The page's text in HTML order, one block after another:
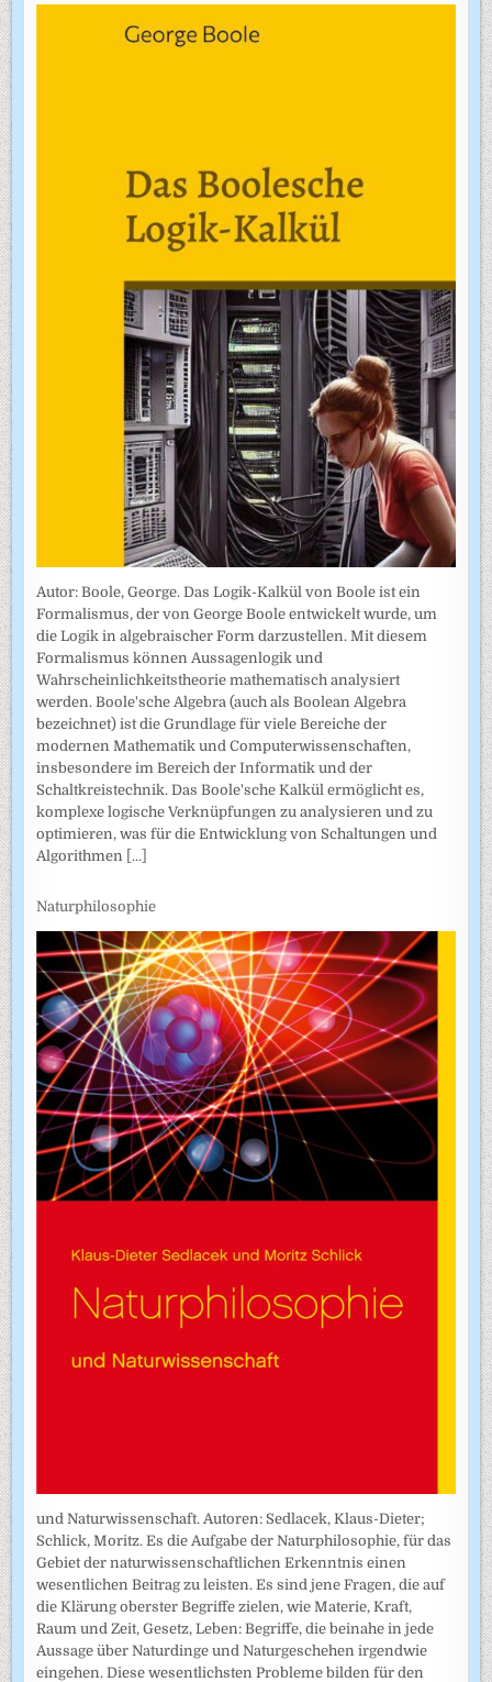
Autor: Boole, George. Das Logik-Kalkül von Boole ist ein
Formalismus, der von George Boole entwickelt wurde, um
die Logik in algebraischer Form darzustellen. Mit diesem
Formalismus können Aussagenlogik und
Wahrscheinlichkeitstheorie mathematisch analysiert
werden. Boole'sche Algebra (auch als Boolean Algebra
bezeichnet) ist die Grundlage für viele Bereiche der
modernen Mathematik und Computerwissenschaften,
insbesondere im Bereich der Informatik und der
Schaltkreistechnik. Das Boole'sche Kalkül ermöglicht es,
komplexe logische Verknüpfungen zu analysieren und zu
optimieren, was für die Entwicklung von Schaltungen und
Algorithmen [...]
Naturphilosophie
und Naturwissenschaft. Autoren: Sedlacek, Klaus-Dieter;
Schlick, Moritz. Es die Aufgabe der Naturphilosophie, für das
Gebiet der naturwissenschaftlichen Erkenntnis einen
wesentlichen Beitrag zu leisten. Es sind jene Fragen, die auf
die Klärung oberster Begriffe zielen, wie Materie, Kraft,
Raum und Zeit, Gesetz, Leben: Begriffe, die beinahe in jede
Aussage über Naturdinge und Naturgeschehen irgendwie
eingehen. Diese wesentlichsten Probleme bilden für den